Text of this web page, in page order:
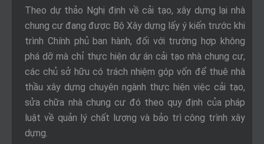
Theo dự thảo Nghị định về cải tạo, xây dựng lại nhà
chung cư đang được Bộ Xây dựng lấy ý kiến trước khi
trình Chính phủ ban hành, đối với trường hợp không
phá dỡ mà chỉ thực hiện dự án cải tạo nhà chung cư,
các chủ sở hữu có trách nhiệm góp vốn để thuê nhà
thầu xây dựng chuyên ngành thực hiện việc cải tạo,
sửa chữa nhà chung cư đó theo quy định của pháp
luật về quản lý chất lượng và bảo trì công trình xây
dựng.